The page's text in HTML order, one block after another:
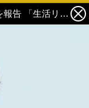
声優・小野賢章＆花澤香菜、離婚したことを報告 「生活リズムの違いから…」連名で経緯伝える 3枚目の写真・画像